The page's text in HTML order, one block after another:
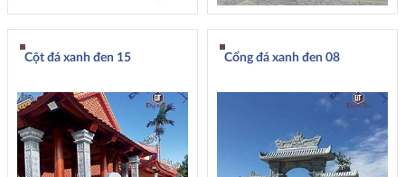
Cột đá xanh đen 15 Cổng đá xanh đen 08